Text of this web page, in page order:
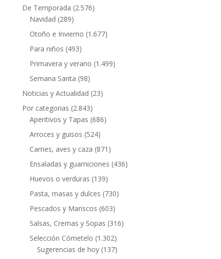
De Temporada (2.576)
Navidad (289)
Otoño e Invierno (1.677)
Para niños (493)
Primavera y verano (1.499)
Semana Santa (98)
Noticias y Actualidad (23)
Por categorias (2.843)
Aperitivos y Tapas (686)
Arroces y guisos (524)
Carnes, aves y caza (871)
Ensaladas y guarniciones (436)
Huevos o verduras (139)
Pasta, masas y dulces (730)
Pescados y Mariscos (603)
Salsas, Cremas y Sopas (316)
Selección Cómetelo (1.302)
Sugerencias de hoy(137)